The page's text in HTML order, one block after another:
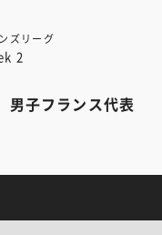
ズリーグ
2
男子フランス代表